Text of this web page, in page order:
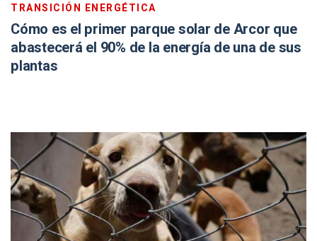
TRANSICIÓN ENERGÉTICA
Cómo es el primer parque solar de Arcor que
abastecerá el 90% de la energía de una de sus
plantas